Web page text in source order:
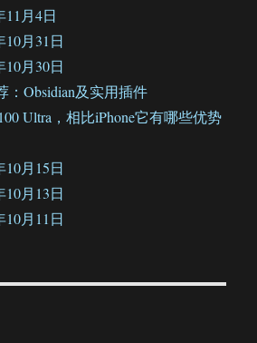
11月4日
10月31日
10月30日
：Obsidian及实用插件
Ultra，相比iPhone它有哪些优势
10月15日
10月13日
10月11日